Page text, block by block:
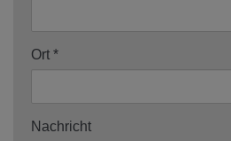
Ort
Nachricht